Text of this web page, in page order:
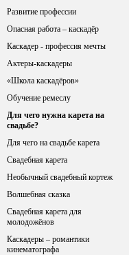
Развитие профессии
Опасная работа – каскадёр
Каскадер - профессия мечты
Актеры-каскадеры
«Школа каскадёров»
Обучение ремеслу
Для чего нужна карета на
свадьбе?
Для чего на свадьбе карета
Свадебная карета
Необычный свадебный кортеж
Волшебная сказка
Свадебная карета для
молодожёнов
Каскадеры – романтики
кинематографа